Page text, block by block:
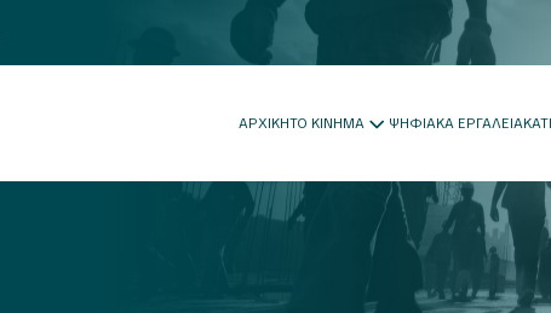
ΑΡΧΙΚΗΤΟ ΚΙΝΗΜΑ ΨΗΦΙΑΚΑ ΕΡΓΑΛΕΙΑ